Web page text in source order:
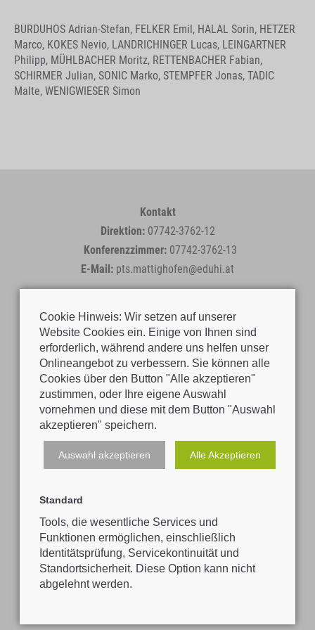
BURDUHOS Adrian-Stefan, FELKER Emil, HALAL Sorin, HETZER
Marco, KOKES Nevio, LANDRICHINGER Lucas, LEINGARTNER
Philipp, MÜHLBACHER Moritz, RETTENBACHER Fabian,
SCHIRMER Julian, SONIC Marko, STEMPFER Jonas, TADIC
Malte, WENIGWIESER Simon
Kontakt
Direktion: 07742-3762-12
Konferenzzimmer: 07742-3762-13
E-Mail: pts.mattighofen@eduhi.at
Adresse
5230 Mattighofen
Copyright 2026. All Rights
Cookie Hinweis: Wir setzen auf unserer
Website Cookies ein. Einige von Ihnen sind
erforderlich, während andere uns helfen unser
Onlineangebot zu verbessern. Sie können alle
Cookies über den Button "Alle akzeptieren"
zustimmen, oder Ihre eigene Auswahl
vornehmen und diese mit dem Button "Auswahl
akzeptieren" speichern.
Auswahl akzeptieren Alle Akzeptieren
Standard
Tools, die wesentliche Services und
Funktionen ermöglichen, einschließlich
Identitätsprüfung, Servicekontinuität und
Standortsicherheit. Diese Option kann nicht
abgelehnt werden.